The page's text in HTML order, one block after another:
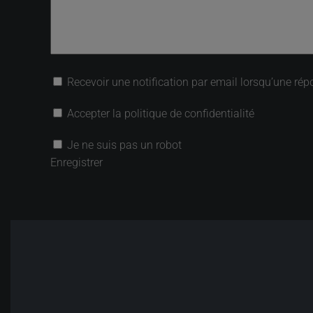
Recevoir une notification par email lorsqu’une
Accepter la politique de confidentialité
Je ne suis pas un robot
Enregistrer